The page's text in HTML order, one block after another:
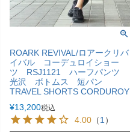
ROARK REVIVAL/ロアークリバ
イバル コーデュロイショー
ツ RSJ1121 ハーフパンツ
光沢 ボトムス 短パン
TRAVEL SHORTS CORDUROY
¥13,200税込
4.00 （1 ）